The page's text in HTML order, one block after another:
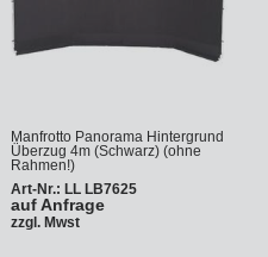
Manfrotto Panorama Hintergrund
Überzug 4m (Schwarz) (ohne
Rahmen!)
Art-Nr.: LL LB7625
auf Anfrage
zzgl. Mwst